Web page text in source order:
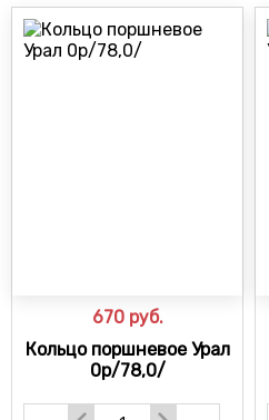
670 руб.
Кольцо поршневое Урал
0р/78,0/